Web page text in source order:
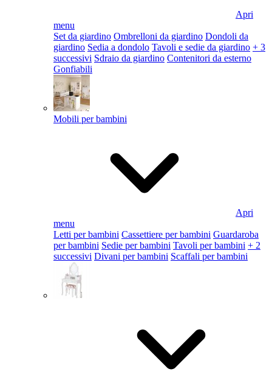
Apri
menu
Set da giardino Ombrelloni da giardino Dondoli da
giardino Sedia a dondolo Tavoli e sedie da giardino + 3
successivi Sdraio da giardino Contenitori da esterno
Gonfiabili
Mobili per bambini
Apri
menu
Letti per bambini Cassettiere per bambini Guardaroba
per bambini Sedie per bambini Tavoli per bambini + 2
successivi Divani per bambini Scaffali per bambini